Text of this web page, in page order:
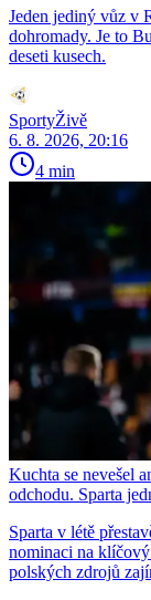
Jeden jediný vůz v
dohromady. Je to
deseti kusech.
SportyŽivě
6. 8. 2026, 20:16
4 min
Kuchta se nevešel
odchodu. Sparta
Sparta v létě
nominaci na
polských zdrojů